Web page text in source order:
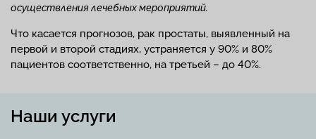
осуществления лечебных мероприятий.
Что касается прогнозов, рак простаты, выявленный на
первой и второй стадиях, устраняется у 90% и 80%
пациентов соответственно, на третьей – до 40%.
Наши услуги